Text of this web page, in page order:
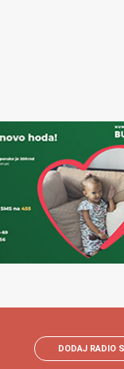
DODAJ RADIO